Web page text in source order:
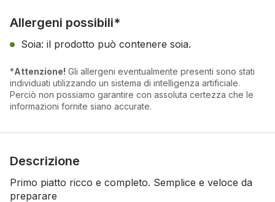
Allergeni possibili*
Soia: il prodotto può contenere soia.
*Attenzione! Gli allergeni eventualmente presenti sono stati
individuati utilizzando un sistema di intelligenza artificiale.
Perciò non possiamo garantire con assoluta certezza che le
informazioni fornite siano accurate.
Descrizione
Primo piatto ricco e completo. Semplice e veloce da
preparare